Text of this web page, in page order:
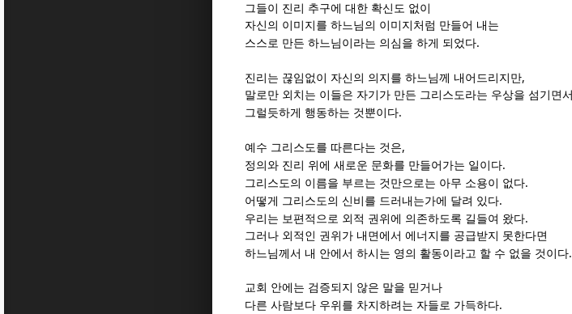
그들이 진리 추구에 대한 확신도 없이
자신의 이미지를 하느님의 이미지처럼 만들어 내는
스스로 만든 하느님이라는 의심을 하게 되었다.
진리는 끊임없이 자신의 의지를 하느님께 내어드리지만,
말로만 외치는 이들은 자기가 만든 그리스도라는 우상을 섬기면서
그럴듯하게 행동하는 것뿐이다.
예수 그리스도를 따른다는 것은,
정의와 진리 위에 새로운 문화를 만들어가는 일이다.
그리스도의 이름을 부르는 것만으로는 아무 소용이 없다.
어떻게 그리스도의 신비를 드러내는가에 달려 있다.
우리는 보편적으로 외적 권위에 의존하도록 길들여 왔다.
그러나 외적인 권위가 내면에서 에너지를 공급받지 못한다면
하느님께서 내 안에서 하시는 영의 활동이라고 할 수 없을 것이다.
교회 안에는 검증되지 않은 말을 믿거나
다른 사람보다 우위를 차지하려는 자들로 가득하다.